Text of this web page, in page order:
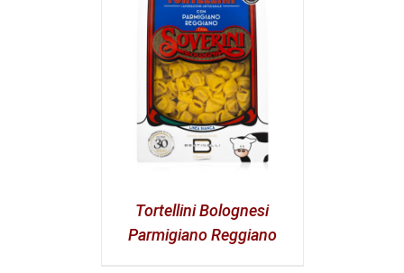
Tortellini Bolognesi
Parmigiano Reggiano